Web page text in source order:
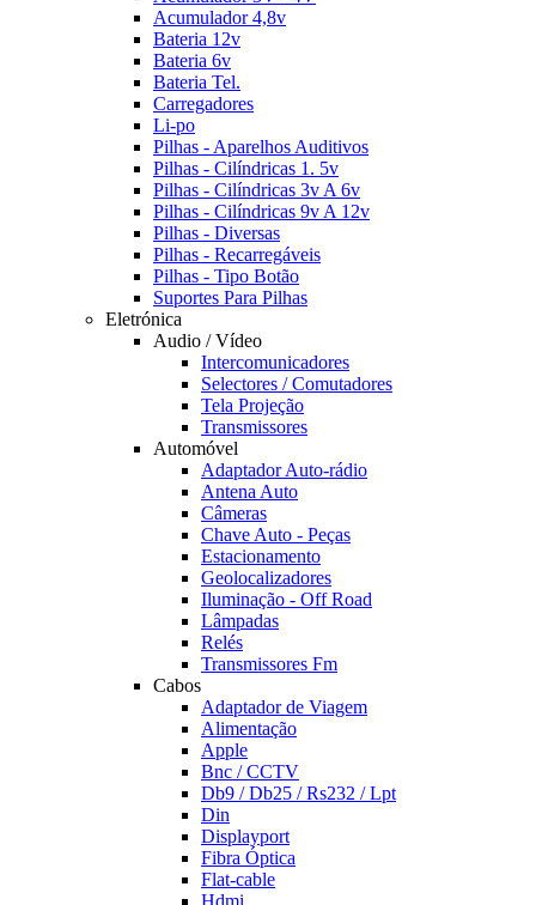
Acumulador 4,8v
Bateria 12v
Bateria 6v
Bateria Tel.
Carregadores
Li-po
Pilhas - Aparelhos Auditivos
Pilhas - Cilíndricas 1. 5v
Pilhas - Cilíndricas 3v A 6v
Pilhas - Cilíndricas 9v A 12v
Pilhas - Diversas
Pilhas - Recarregáveis
Pilhas - Tipo Botão
Suportes Para Pilhas
Eletrónica
Audio / Vídeo
Intercomunicadores
Selectores / Comutadores
Tela Projeção
Transmissores
Automóvel
Adaptador Auto-rádio
Antena Auto
Câmeras
Chave Auto - Peças
Estacionamento
Geolocalizadores
Iluminação - Off Road
Lâmpadas
Relés
Transmissores Fm
Cabos
Adaptador de Viagem
Alimentação
Apple
Bnc / CCTV
Db9 / Db25 / Rs232 / Lpt
Din
Displayport
Fibra Óptica
Flat-cable
Hdmi